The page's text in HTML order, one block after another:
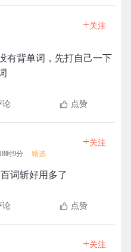
+关注
有背单词，先打自己一下
点赞
时9分 精选
+关注
词斩好用多了
点赞
+关注